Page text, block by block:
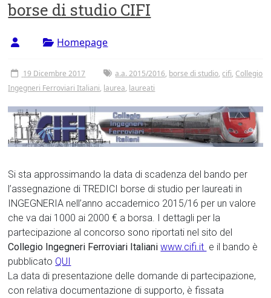
borse di studio CIFI
Homepage
19 Dicembre 2017 a.a. 2015/2016, borse di studio,cifi, Collegio
Ingegneri Ferroviari Italiani, laurea, laureati
Si sta approssimando la data di scadenza del bando per
l’assegnazione di TREDICI borse di studio per laureati in
INGEGNERIA nell’anno accademico 2015/16 per un valore
che va dai 1000 ai 2000 € a borsa. I dettagli per la
partecipazione al concorso sono riportati nel sito del
Collegio Ingegneri Ferroviari Italiani www.cifi.it e il bando è
pubblicato QUI
La data di presentazione delle domande di partecipazione,
con relativa documentazione di supporto, è fissata